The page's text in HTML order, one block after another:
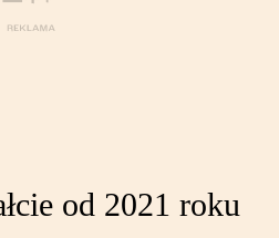
od 2021 roku